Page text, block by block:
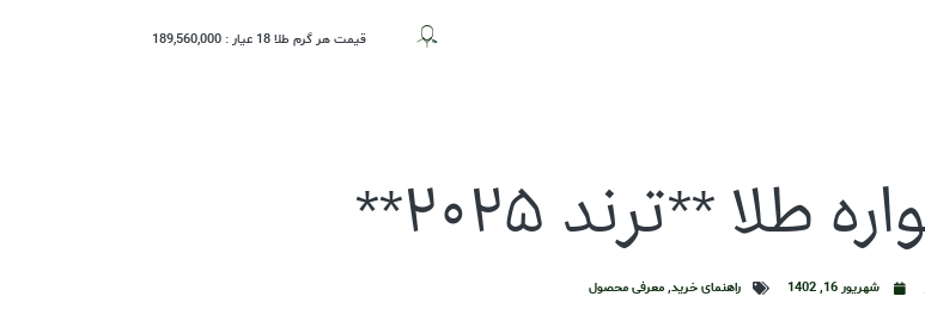
حساب کاربریقیمت هر گرم طلا 18 عیار : 189,560,000
شهریور 16, 1402 راهنمای خرید,معرفی محصول